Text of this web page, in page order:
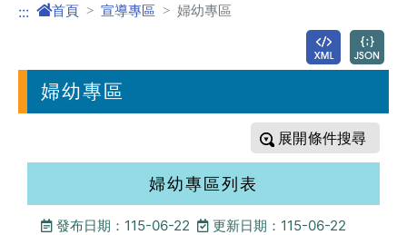
::: 首頁 宣導專區 婦幼專區
婦幼專區
條件搜尋
婦幼專區列表
發布日期：115-06-22
更新日期：115-06-22